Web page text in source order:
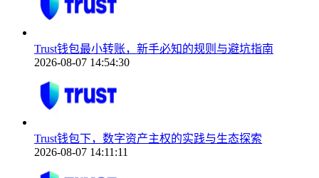
Trust钱包最小转账，新手必知的规则与避坑指南
2026-08-07 14:54:30
Trust钱包下，数字资产主权的实践与生态探索
2026-08-07 14:11:11